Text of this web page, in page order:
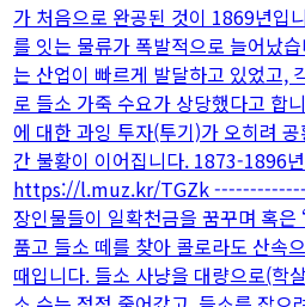
가 처음으로 완공된 것이 1869년입
를 잇는 물류가 폭발적으로 늘어났
는 산업이 빠르게 발달하고 있었고,
로 들소 가죽 수요가 상당했다고 합
에 대한 과잉 투자(투기)가 오히려
간 불황이 이어집니다. 1873-1896
https://l.muz.kr/TGZk -------------
장인물들이 일확천금을 꿈꾸며 혹은
품고 들소 떼를 찾아 콜로라도 산속
때입니다. 들소 사냥을 대량으로(학